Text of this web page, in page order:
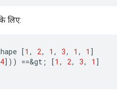
लिए:
[1 , 2, 1 , 3, 1 , 1 ]
4] )) ==&gt ; [1 , 2, 3, 1 ]